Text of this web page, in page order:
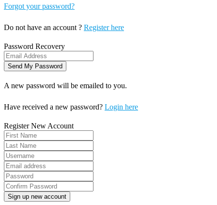
Forgot your password?
Do not have an account ? Register here
Password Recovery
A new password will be emailed to you.
Have received a new password? Login here
Register New Account